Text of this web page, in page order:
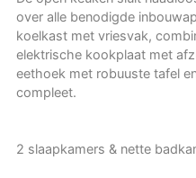
over alle benodigde
koelkast met vriesvak,
elektrische kookplaat met
eethoek met robuuste tafel
compleet.
2 slaapkamers & nette